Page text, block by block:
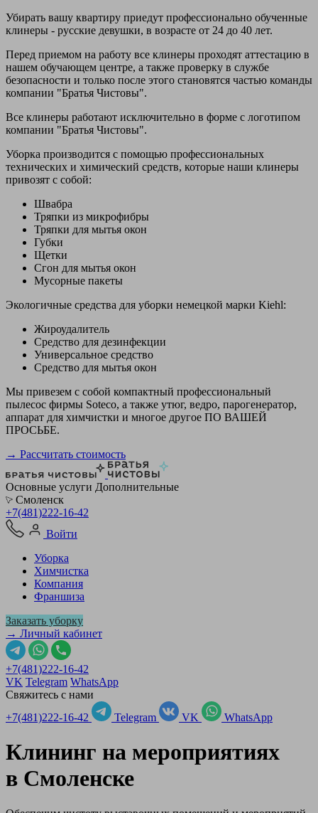
Убирать вашу квартиру приедут профессионально обученные
клинеры - русские девушки, в возрасте от 24 до 40 лет.
Перед приемом на работу все клинеры проходят аттестацию в
нашем обучающем центре, а также проверку в службе
безопасности и только после этого становятся частью команды
компании "Братья Чистовы".
Все клинеры работают исключительно в форме с логотипом
компании "Братья Чистовы".
Уборка производится с помощью профессиональных
технических и химический средств, которые наши клинеры
привозят с собой:
Швабра
Тряпки из микрофибры
Тряпки для мытья окон
Губки
Щетки
Сгон для мытья окон
Мусорные пакеты
Экологичные средства для уборки немецкой марки Kiehl:
Жироудалитель
Средство для дезинфекции
Универсальное средство
Средство для мытья окон
Мы привезем с собой компактный профессиональный
пылесос фирмы Soteco, а также утюг, ведро, парогенератор,
аппарат для химчистки и многое другое ПО ВАШЕЙ
ПРОСЬБЕ.
→ Рассчитать стоимость
Основные услуги Дополнительные
Смоленск
+7(481)222-16-42
Войти
Уборка
Химчистка
Компания
Франшиза
Заказать уборку
→ Личный кабинет
+7(481)222-16-42
VK Telegram WhatsApp
Свяжитесь с нами
+7(481)222-16-42
Telegram VK WhatsApp
Клининг на мероприятиях
в Смоленске